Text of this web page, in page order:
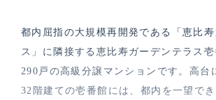
都内屈指の大規模再開発である「恵比
ス」に隣接する恵比寿ガーデンテラス
290戸の高級分譲マンションです。高台
32階建ての壱番館には、都内を一望でき